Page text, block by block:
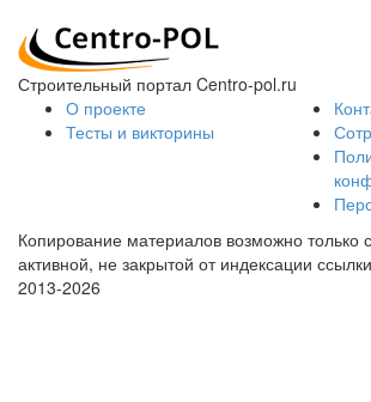
Строительный портал Centro-pol.ru
О проекте
Тесты и викторины
Копирование материалов возможно только
активной, не закрытой от индексации
2013-2026